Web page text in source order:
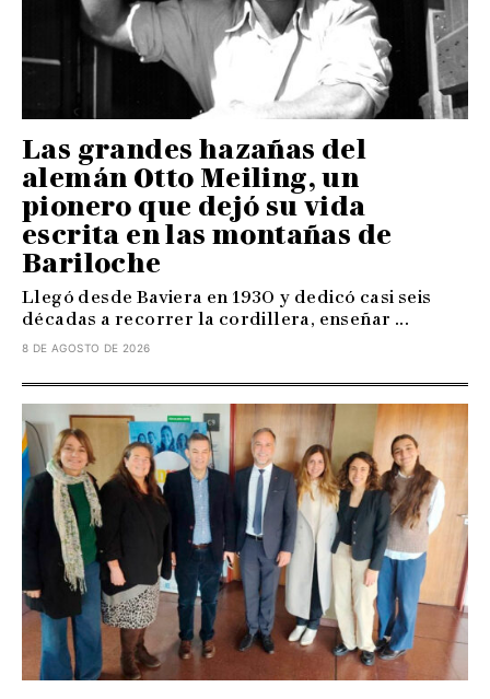
Las grandes hazañas del
alemán Otto Meiling, un
pionero que dejó su vida
escrita en las montañas de
Bariloche
Llegó desde Baviera en 1930 y dedicó casi seis
décadas a recorrer la cordillera, enseñar ...
8 DE AGOSTO DE 2026